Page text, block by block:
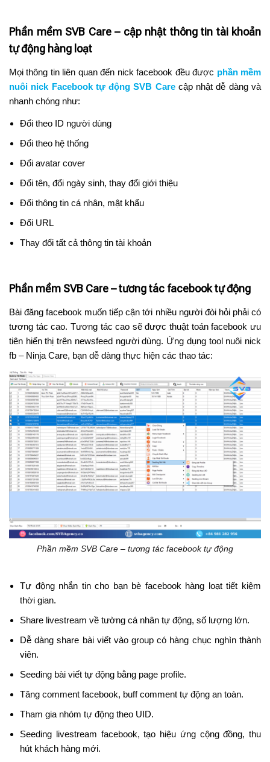
Phần mềm SVB Care – cập nhật thông tin tài khoản
tự động hàng loạt
Mọi thông tin liên quan đến nick facebook đều được phần mềm
nuôi nick Facebook tự động SVB Carecập nhật dễ dàng và
nhanh chóng như:
Đổi theo ID người dùng
Đổi theo hệ thống
Đổi avatar cover
Đổi tên, đổi ngày sinh, thay đổi giới thiệu
Đổi thông tin cá nhân, mật khẩu
Đổi URL
Thay đổi tất cả thông tin tài khoản
Phần mềm SVB Care – tương tác facebook tự động
Bài đăng facebook muốn tiếp cận tới nhiều người đòi hỏi phải có
tương tác cao. Tương tác cao sẽ được thuật toán facebook ưu
tiên hiển thị trên newsfeed người dùng. Ứng dụng tool nuôi nick
fb – Ninja Care, bạn dễ dàng thực hiện các thao tác:
Phần mềm SVB Care – tương tác facebook tự động
Tự động nhắn tin cho bạn bè facebook hàng loạt tiết kiệm
thời gian.
Share livestream về tường cá nhân tự động, số lượng lớn.
Dễ dàng share bài viết vào group có hàng chục nghìn thành
viên.
Seeding bài viết tự động bằng page profile.
Tăng comment facebook, buff comment tự động an toàn.
Tham gia nhóm tự động theo UID.
Seeding livestream facebook, tạo hiệu ứng cộng đồng, thu
hút khách hàng mới.